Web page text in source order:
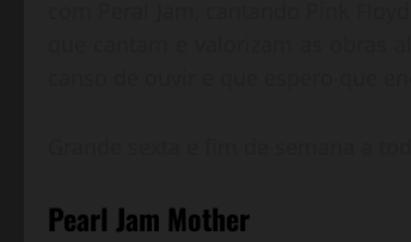
Pearl Jam Mother